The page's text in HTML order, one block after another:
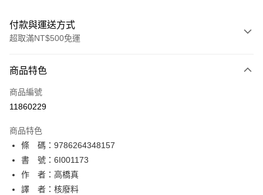
付款與運送方式
超取滿NT$500免運
信用卡一次付款
超商取貨付款
相關說明
【關於「AFTEE先享後付」】
AFTEE先享後付是「在收到商品之後才付款」的支付方式。 讓您購物簡單
便利好安心！
１．簡單：不需註冊會員、不需綁卡、不需儲值。
２．便利：只要手機號碼，簡訊認證，即可結帳。
ATM付款
運送方式
商品特色
商品編號
11860229
商品特色
條 碼：9786264348157
書 號：6I001173
作 者：高橋真
譯 者：核廢料